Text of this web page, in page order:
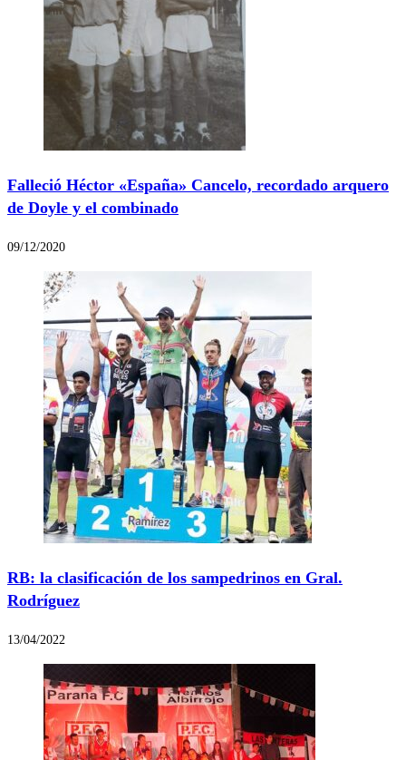
Falleció Héctor «España» Cancelo, recordado arquero
de Doyle y el combinado
09/12/2020
RB: la clasificación de los sampedrinos en Gral.
Rodríguez
13/04/2022